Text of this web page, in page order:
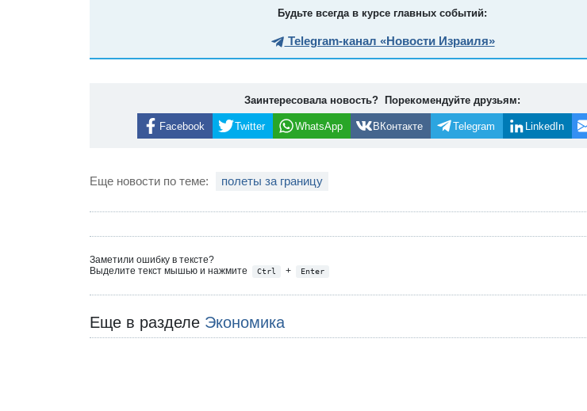
Будьте всегда в курсе главных событий:
Telegram-канал «Новости Израиля»
Заинтересовала новость? Порекомендуйте друзьям:
Facebook Twitter WhatsApp ВКонтакте Telegram LinkedIn
Еще новости по теме: полеты за границу
Заметили ошибку в тексте?
Выделите текст мышью и нажмите
Ctrl + Enter
Еще в разделе Экономика